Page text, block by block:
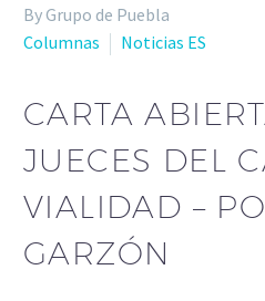
By Grupo de Puebla
Columnas
Noticias ES
CARTA
JUECES DEL
VIALIDAD –
GARZÓN